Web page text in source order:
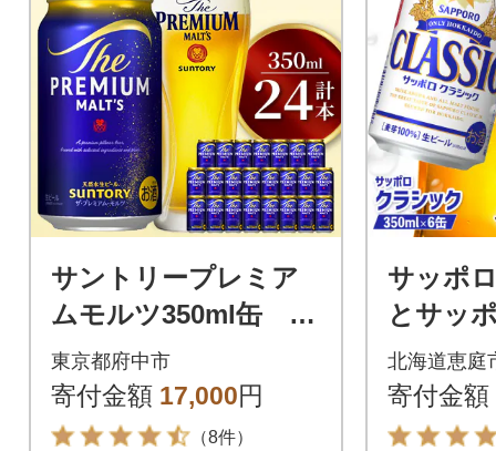
サントリープレミア
ムモルツ350ml缶 24
本入
東京都府中市
寄付金額 17,000円
（8件）
サッポ
とサッ
【ビー
セット
2】
北海道恵庭
寄付金額